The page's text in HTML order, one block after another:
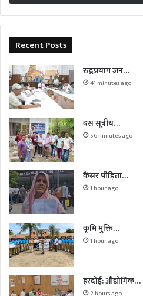
Recent Posts
रुद्रप्रयाग जन…
41 minutes ago
दस सूत्रीय…
56 minutes ago
कैंसर पीड़िता…
1 hour ago
कृमि मुक्ति…
1 hour ago
हरदोई: औद्योगिक…
2 hours ago